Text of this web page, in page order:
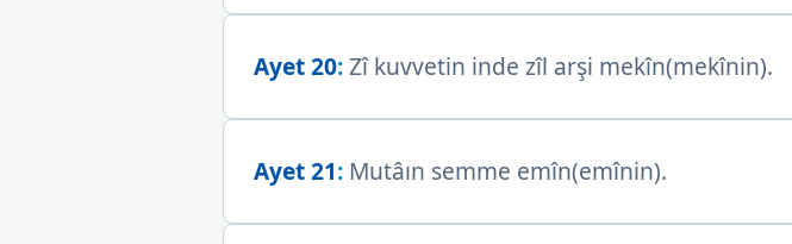
Ayet 20:Zî kuvvetin inde zîl arşi mekîn(mekînin).
Ayet 21: Mutâın semme emîn(emînin).